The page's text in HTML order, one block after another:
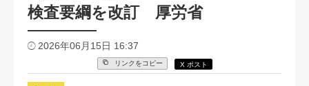
検査要綱を改訂 厚労省
2026年06月15日 16:37
リンクをコピー X ポスト